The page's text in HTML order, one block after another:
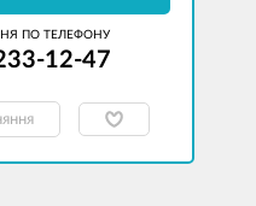
ПО ТЕЛЕФОНУ
12-47